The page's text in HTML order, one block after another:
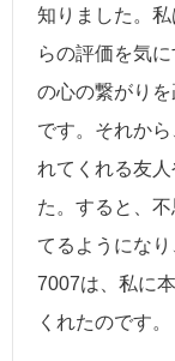
知りました。
らの評価を気
の心の繋がり
です。それか
れてくれる友
た。すると、
てるようにな
7007は、私に
くれたのです。